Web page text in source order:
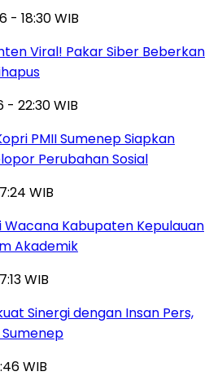
- 18:30 WIB
Viral! Pakar Siber Beberkan
- 22:30 WIB
PMII Sumenep Siapkan
Perubahan Sosial
WIB
Wacana Kabupaten Kepulauan
Akademik
WIB
Sinergi dengan Insan Pers,
Sumenep
WIB